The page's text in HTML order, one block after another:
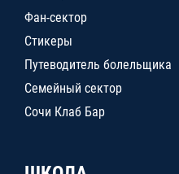
Фан-сектор
Стикеры
Путеводитель болельщика
Семейный сектор
Сочи Клаб Бар